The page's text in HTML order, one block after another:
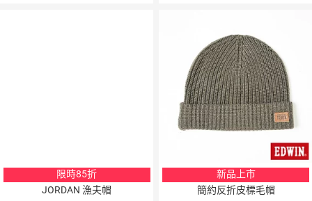
限時85折
JORDAN 漁夫帽
新品上市
簡約反折皮標毛帽